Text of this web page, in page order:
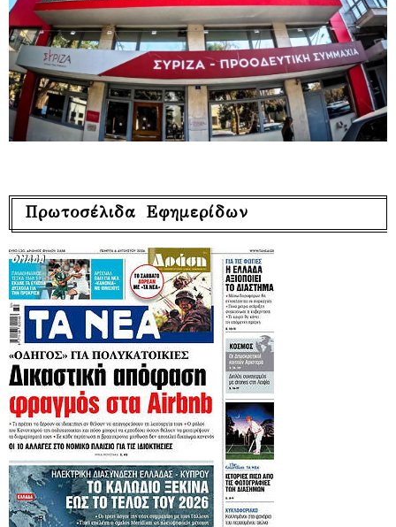
Πρωτοσέλιδα Εφημερίδων